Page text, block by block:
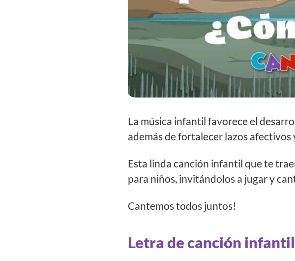
La música infantil favorece el
además de fortalecer lazos
Esta linda canción infantil que te
para niños, invitándolos a jugar y
Cantemos todos juntos!
Letra de canción